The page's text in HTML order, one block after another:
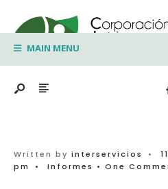
to
contentMAIN MENU
Written by interservicios •
pm
• Informes • One
for: